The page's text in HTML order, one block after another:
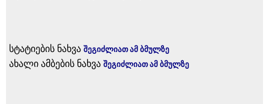
სტატიების ნახვა შეგიძლიათ ამ ბმულზე
ახალი ამბების ნახვა შეგიძლიათ ამ ბმულზე